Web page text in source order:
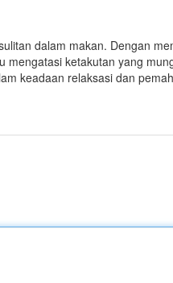
dalam makan. Dengan
mengatasi ketakutan yang
keadaan relaksasi dan